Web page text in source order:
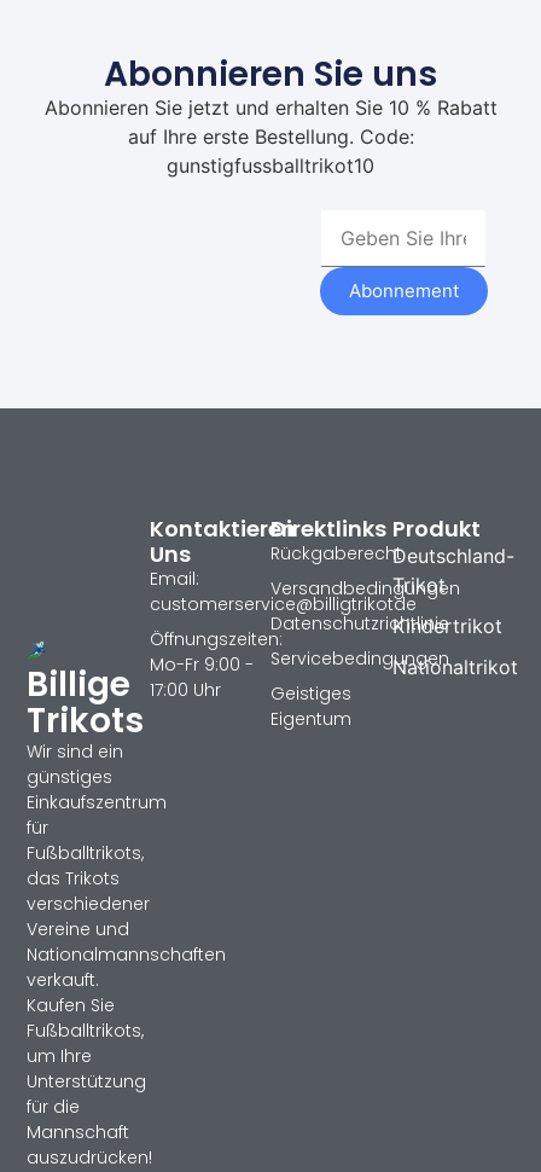
Abonnieren Sie uns
Abonnieren Sie jetzt und erhalten Sie 10 % Rabatt
auf Ihre erste Bestellung. Code:
gunstigfussballtrikot10
Abonnement
Billige
Trikots
Wir sind ein
günstiges
Einkaufszentrum
für
Fußballtrikots,
das Trikots
verschiedener
Vereine und
Nationalmannschaften
verkauft.
Kaufen Sie
Fußballtrikots,
um Ihre
Unterstützung
für die
Mannschaft
auszudrücken!
Produkt
Deutschland-
Trikot
Kindertrikot
Nationaltrikot
Direktlinks
Rückgaberecht
Versandbedingungen
Datenschutzrichtlinie
Servicebedingungen
Geistiges
Eigentum
Kontaktieren
Uns
Email:
customerservice@billigtrikotde
Öffnungszeiten:
Mo-Fr 9:00 -
17:00 Uhr